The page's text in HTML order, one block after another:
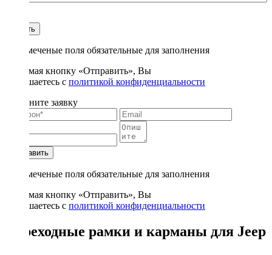
Купить
* - отмеченые поля обязательные для заполнения
Нажимая кнопку «Отправить», Вы
соглашаетесь с политикой конфиденциальности
Заполните заявку
Отправить
* - отмеченые поля обязательные для заполнения
Нажимая кнопку «Отправить», Вы
соглашаетесь с политикой конфиденциальности
Переходные рамки и карманы для Jeep